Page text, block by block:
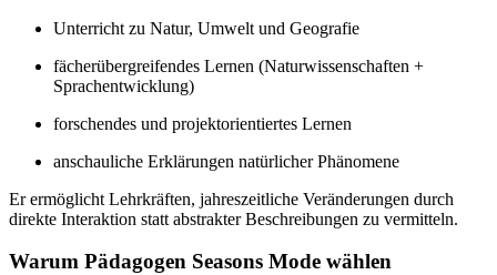
Unterricht zu Natur, Umwelt und Geografie
fächerübergreifendes Lernen (Naturwissenschaften +
Sprachentwicklung)
forschendes und projektorientiertes Lernen
anschauliche Erklärungen natürlicher Phänomene
Er ermöglicht Lehrkräften, jahreszeitliche Veränderungen durch
direkte Interaktion statt abstrakter Beschreibungen zu vermitteln.
Warum Pädagogen Seasons Mode wählen